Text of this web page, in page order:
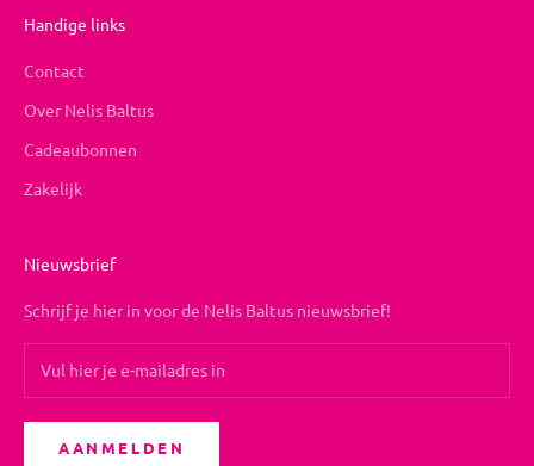
Handige links
Contact
Over Nelis Baltus
Cadeaubonnen
Zakelijk
Nieuwsbrief
Schrijf je hier in voor de Nelis Baltus nieuwsbrief!
AANMELDEN